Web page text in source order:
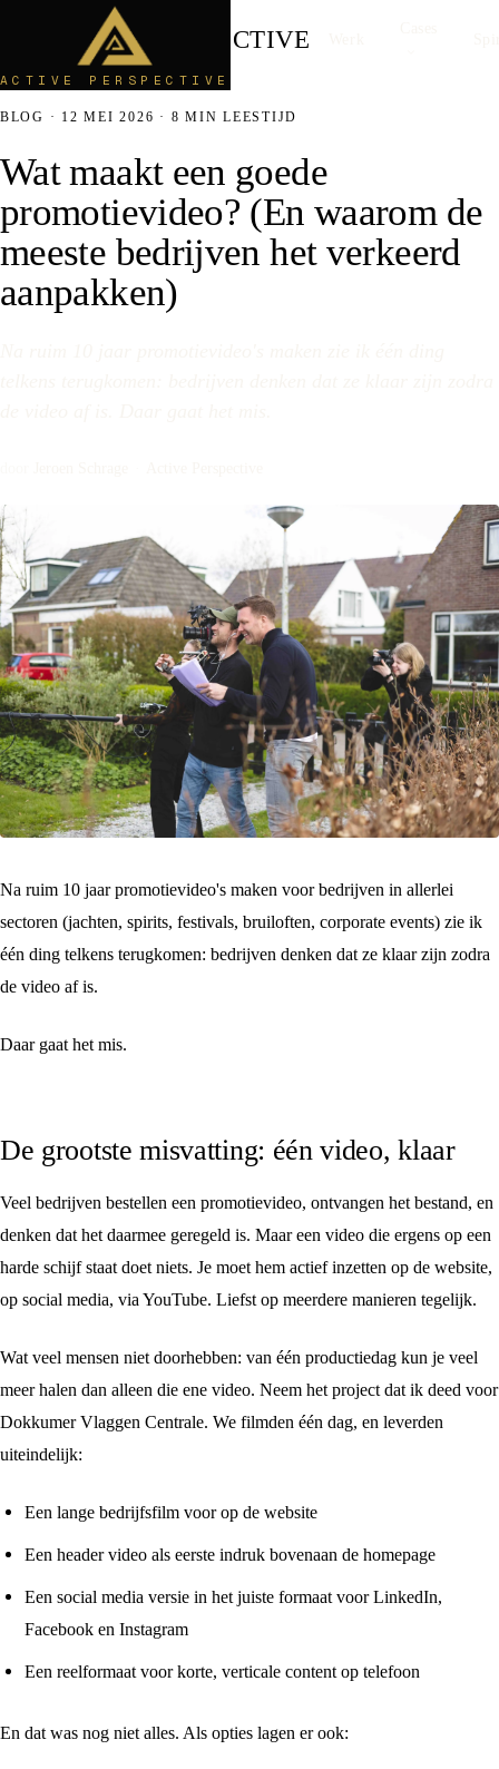
ACTIVE PERSPECTIVE
ACTIVEPERSPECTIVE
BLOG · 12 MEI 2026 · 8 MIN LEESTIJD
Wat maakt een goede
promotievideo? (En waarom de
meeste bedrijven het verkeerd
aanpakken)
Na ruim 10 jaar promotievideo's maken voor bedrijven in allerlei
sectoren (jachten, spirits, festivals, bruiloften, corporate events) zie ik
één ding telkens terugkomen: bedrijven denken dat ze klaar zijn zodra
de video af is.
Daar gaat het mis.
De grootste misvatting: één video, klaar
Veel bedrijven bestellen een promotievideo, ontvangen het bestand, en
denken dat het daarmee geregeld is. Maar een video die ergens op een
harde schijf staat doet niets. Je moet hem actief inzetten op de website,
op social media, via YouTube. Liefst op meerdere manieren tegelijk.
Wat veel mensen niet doorhebben: van één productiedag kun je veel
meer halen dan alleen die ene video. Neem het project dat ik deed voor
Dokkumer Vlaggen Centrale. We filmden één dag, en leverden
uiteindelijk:
Een lange bedrijfsfilm voor op de website
Een header video als eerste indruk bovenaan de homepage
Een social media versie in het juiste formaat voor LinkedIn,
Facebook en Instagram
Een reelformaat voor korte, verticale content op telefoon
En dat was nog niet alles. Als opties lagen er ook: